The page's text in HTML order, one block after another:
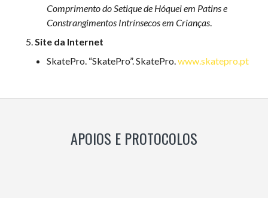
Comprimento do Setique de Hóquei em Patins e
Constrangimentos Intrínsecos em Crianças
Site da Internet
SkatePro. “SkatePro”. SkatePro. www.skatepro.pt
APOIOS E PROTOCOLOS